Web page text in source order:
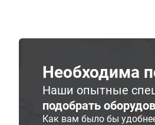
Необходима
Наши опытные
подобрать
Как вам было бы